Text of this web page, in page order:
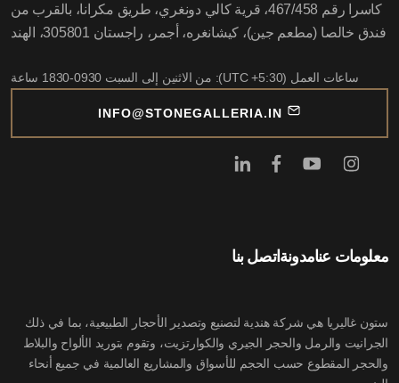
معلومات عنامدونة اتصل بنا
ستون غاليريا هي شركة هندية لتصنيع وتصدير الأحجار الطبيعية، بما في ذلك
الجرانيت والرمل والحجر الجيري والكوارتزيت، وتقوم بتوريد الألواح والبلاط
والحجر المقطوع حسب الحجم للأسواق والمشاريع العالمية في جميع أنحاء
كاسرا رقم 467/458، قرية كالي دونغري، طريق مكرانا، بالقرب من
فندق خالصا (مطعم جين)، كيشانغره، أجمر، راجستان 305801، الهند
ساعات العمل (UTC +5:30): من الاثنين إلى السبت 0930-1830 ساعة
INFO@STONEGALLERIA.IN